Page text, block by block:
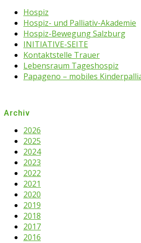
Hospiz
Hospiz- und Palliativ-Akademie
Hospiz-Bewegung Salzburg
INITIATIVE-SEITE
Kontaktstelle Trauer
Lebensraum Tageshospiz
Papageno – mobiles
Archiv
2026
2025
2024
2023
2022
2021
2020
2019
2018
2017
2016